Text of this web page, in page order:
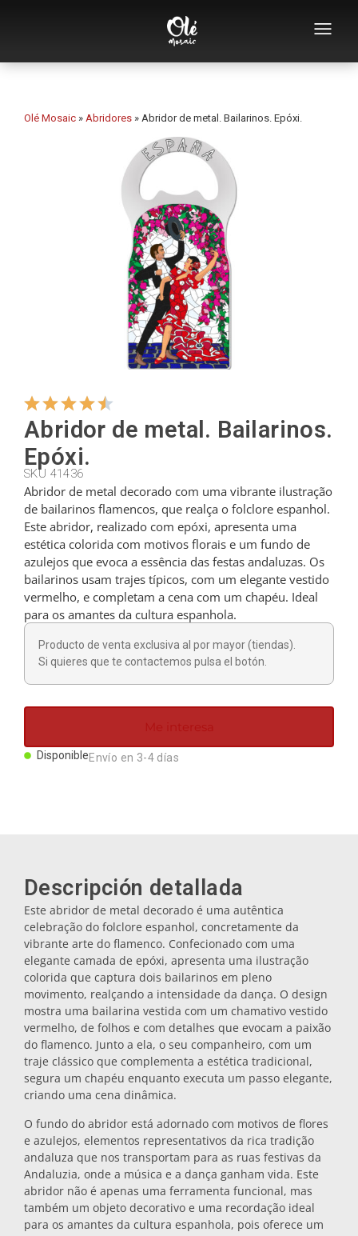
Empresa
Souvenirs por categoría
Abridores
Tazas
Ceniceros
Colgadores
Cucharillas
Cucharones
Dedales
Platos
Posavasos
Tapones
Aceiteras
Salvamanteles
Vasos
Vasos de chupito
Olé Mosaic » Abridores » Abridor de metal. Bailarinos. Epóxi.
Abridor de metal. Bailarinos.
Epóxi.
SKU 41436
Abridor de metal decorado com uma vibrante ilustração
de bailarinos flamencos, que realça o folclore espanhol.
Este abridor, realizado com epóxi, apresenta uma
estética colorida com motivos florais e um fundo de
azulejos que evoca a essência das festas andaluzas. Os
bailarinos usam trajes típicos, com um elegante vestido
vermelho, e completam a cena com um chapéu. Ideal
para os amantes da cultura espanhola.
Producto de venta exclusiva al por mayor (tiendas).
Si quieres que te contactemos pulsa el botón.
Me interesa
DisponibleEnvío en 3-4 días
Descripción detallada
Este abridor de metal decorado é uma autêntica
celebração do folclore espanhol, concretamente da
vibrante arte do flamenco. Confecionado com uma
elegante camada de epóxi, apresenta uma ilustração
colorida que captura dois bailarinos em pleno
movimento, realçando a intensidade da dança. O design
mostra uma bailarina vestida com um chamativo vestido
vermelho, de folhos e com detalhes que evocam a paixão
do flamenco. Junto a ela, o seu companheiro, com um
traje clássico que complementa a estética tradicional,
segura um chapéu enquanto executa um passo elegante,
criando uma cena dinâmica.
O fundo do abridor está adornado com motivos de flores
e azulejos, elementos representativos da rica tradição
andaluza que nos transportam para as ruas festivas da
Andaluzia, onde a música e a dança ganham vida. Este
abridor não é apenas uma ferramenta funcional, mas
também um objeto decorativo e uma recordação ideal
para os amantes da cultura espanhola, pois oferece um